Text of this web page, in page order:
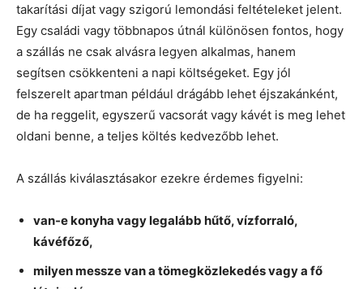
takarítási díjat vagy szigorú lemondási feltételeket jelent.
Egy családi vagy többnapos útnál különösen fontos, hogy
a szállás ne csak alvásra legyen alkalmas, hanem
segítsen csökkenteni a napi költségeket. Egy jól
felszerelt apartman például drágább lehet éjszakánként,
de ha reggelit, egyszerű vacsorát vagy kávét is meg lehet
oldani benne, a teljes költés kedvezőbb lehet.
A szállás kiválasztásakor ezekre érdemes figyelni:
van-e konyha vagy legalább hűtő, vízforraló,
kávéfőző,
milyen messze van a tömegközlekedés vagy a fő